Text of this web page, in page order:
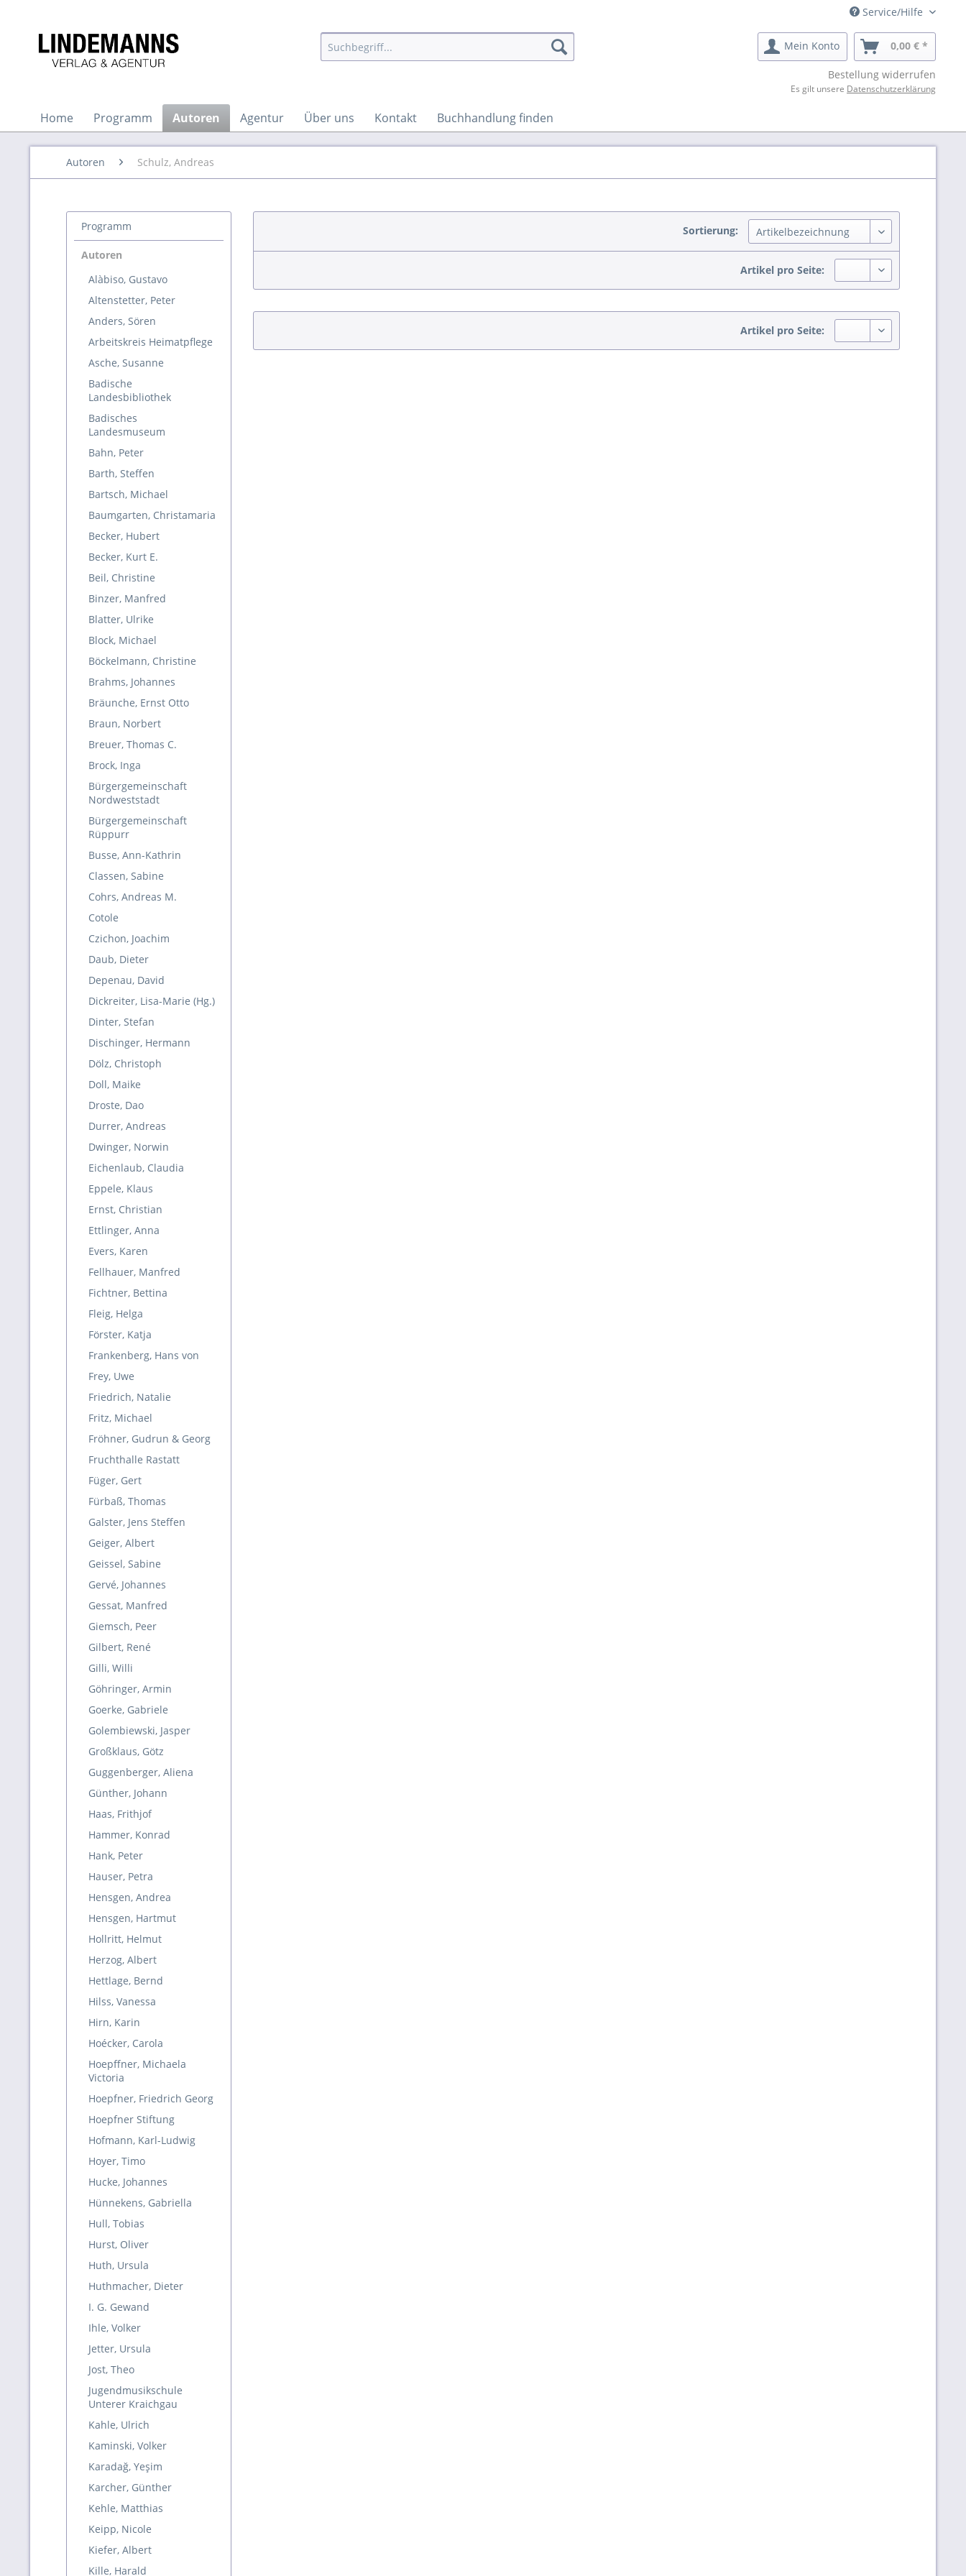
Service/Hilfe
Mein Konto 0,00 € *
Bestellung widerrufen
Es gilt unsere Datenschutzerklärung
Home Programm Autoren Agentur Über uns Kontakt Buchhandlung finden
Autoren Schulz, Andreas
Programm
Autoren
Alàbiso, Gustavo
Altenstetter, Peter
Anders, Sören
Arbeitskreis Heimatpflege
Asche, Susanne
Badische
Landesbibliothek
Badisches
Landesmuseum
Bahn, Peter
Barth, Steffen
Bartsch, Michael
Baumgarten, Christamaria
Becker, Hubert
Becker, Kurt E.
Beil, Christine
Binzer, Manfred
Blatter, Ulrike
Block, Michael
Böckelmann, Christine
Brahms, Johannes
Bräunche, Ernst Otto
Braun, Norbert
Breuer, Thomas C.
Brock, Inga
Bürgergemeinschaft
Nordweststadt
Bürgergemeinschaft
Rüppurr
Busse, Ann-Kathrin
Classen, Sabine
Cohrs, Andreas M.
Cotole
Czichon, Joachim
Daub, Dieter
Depenau, David
Dickreiter, Lisa-Marie (Hg.)
Dinter, Stefan
Dischinger, Hermann
Dölz, Christoph
Doll, Maike
Droste, Dao
Durrer, Andreas
Dwinger, Norwin
Eichenlaub, Claudia
Eppele, Klaus
Ernst, Christian
Ettlinger, Anna
Evers, Karen
Fellhauer, Manfred
Fichtner, Bettina
Fleig, Helga
Förster, Katja
Frankenberg, Hans von
Frey, Uwe
Friedrich, Natalie
Fritz, Michael
Fröhner, Gudrun & Georg
Fruchthalle Rastatt
Füger, Gert
Fürbaß, Thomas
Galster, Jens Steffen
Geiger, Albert
Geissel, Sabine
Gervé, Johannes
Gessat, Manfred
Giemsch, Peer
Gilbert, René
Gilli, Willi
Göhringer, Armin
Goerke, Gabriele
Golembiewski, Jasper
Großklaus, Götz
Guggenberger, Aliena
Günther, Johann
Haas, Frithjof
Hammer, Konrad
Hank, Peter
Hauser, Petra
Hensgen, Andrea
Hensgen, Hartmut
Hollritt, Helmut
Herzog, Albert
Hettlage, Bernd
Hilss, Vanessa
Hirn, Karin
Hoécker, Carola
Hoepffner, Michaela
Victoria
Hoepfner, Friedrich Georg
Hoepfner Stiftung
Hofmann, Karl-Ludwig
Hoyer, Timo
Hucke, Johannes
Hünnekens, Gabriella
Hull, Tobias
Hurst, Oliver
Huth, Ursula
Huthmacher, Dieter
I. G. Gewand
Ihle, Volker
Jetter, Ursula
Jost, Theo
Jugendmusikschule
Unterer Kraichgau
Kahle, Ulrich
Kaminski, Volker
Karadağ, Yeşim
Karcher, Günther
Kehle, Matthias
Keipp, Nicole
Kiefer, Albert
Kille, Harald
Sortierung:
Artikel pro Seite:
Artikel pro Seite: